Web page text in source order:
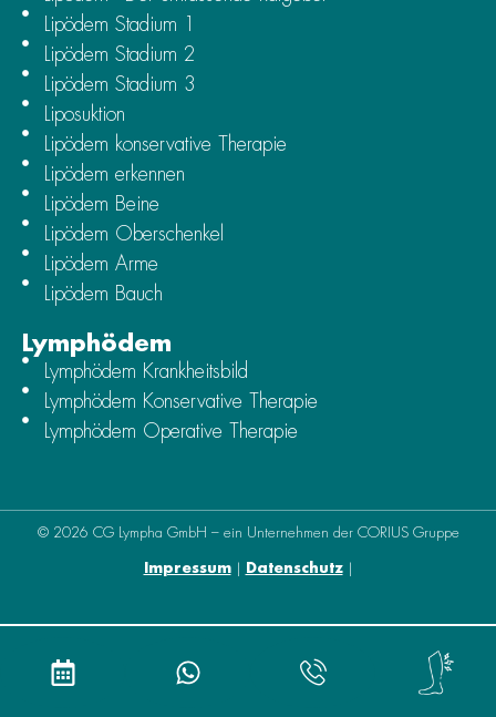
Lipödem Stadium 1
Lipödem Stadium 2
Lipödem Stadium 3
Liposuktion
Lipödem konservative Therapie
Lipödem erkennen
Lipödem Beine
Lipödem Oberschenkel
Lipödem Arme
Lipödem Bauch
Lymphödem
Lymphödem Krankheitsbild
Lymphödem Konservative Therapie
Lymphödem Operative Therapie
© 2026 CG Lympha GmbH – ein Unternehmen der CORIUS Gruppe
Impressum| Datenschutz|